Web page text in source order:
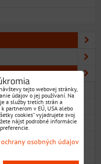
tejto webovej stránky,
údajov o jej používaní. Na
a služby tretích strán a
partnerom v EÚ, USA alebo
cookies“ vyjadrujete svoj
nájsť podrobné informácie
ochrany osobných údajov